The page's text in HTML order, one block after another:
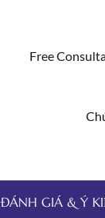
Free
ĐÁNH GIÁ & Ý